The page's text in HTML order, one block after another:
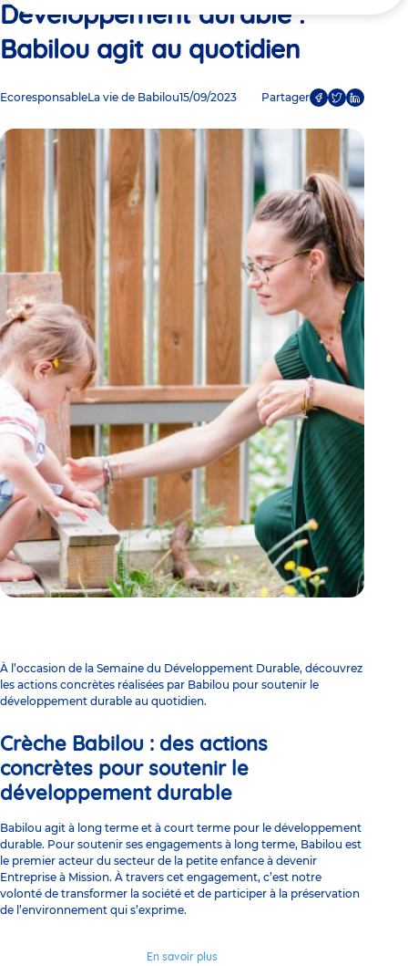
ici
Développement durable :
Babilou agit au quotidien
EcoresponsableLa vie de Babilou15/09/2023 Partager
À l’occasion de la Semaine du Développement Durable, découvrez
les actions concrètes réalisées par Babilou pour soutenir le
développement durable au quotidien.
Crèche Babilou : des actions
concrètes pour soutenir le
développement durable
Babilou agit à long terme et à court terme pour le développement
durable. Pour soutenir ses engagements à long terme, Babilou est
le premier acteur du secteur de la petite enfance à devenir
Entreprise à Mission. À travers cet engagement, c’est notre
volonté de transformer la société et de participer à la préservation
de l’environnement qui s’exprime.
En savoir plus